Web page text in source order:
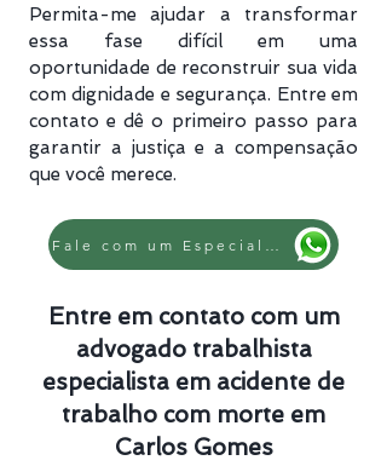
Permita-me ajudar a transformar
essa fase difícil em uma
oportunidade de reconstruir sua vida
com dignidade e segurança. Entre em
contato e dê o primeiro passo para
garantir a justiça e a compensação
que você merece.
Entre em contato com um
advogado trabalhista
especialista em acidente de
trabalho com morte em
Carlos Gomes